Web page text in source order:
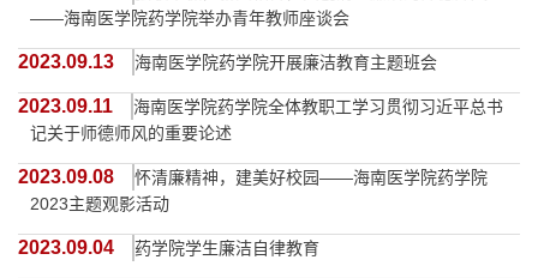
——海南医学院药学院举办青年教师座谈会
2023.09.13 海南医学院药学院开展廉洁教育主题班会
2023.09.11
海南医学院药学院全体教职工学习贯彻习近平总书
记关于师德师风的重要论述
2023.09.08
怀清廉精神，建美好校园——海南医学院药学院
2023主题观影活动
2023.09.04 药学院学生廉洁自律教育